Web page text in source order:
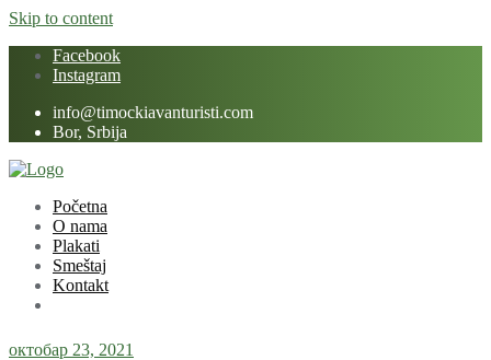
Skip to content
Facebook
Instagram
info@timockiavanturisti.com
Bor, Srbija
Početna
O nama
Plakati
Smeštaj
Kontakt
октобар 23, 2021